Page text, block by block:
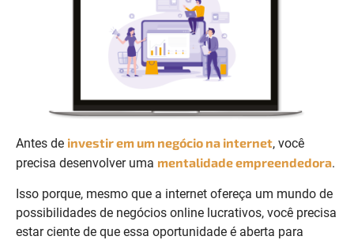
Antes de investir em um negócio na internet, você
precisa desenvolver uma mentalidade empreendedora.
Isso porque, mesmo que a internet ofereça um mundo de
possibilidades de negócios online lucrativos, você precisa
estar ciente de que essa oportunidade é aberta para